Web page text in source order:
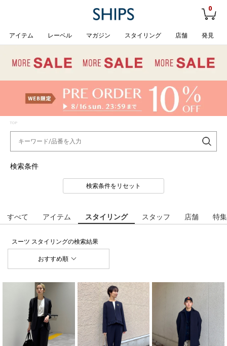
0
アイテム レーベル マガジン スタイリング 店舗 発見
TOP
検索条件
検索条件をリセット
すべて アイテム スタイリング スタッフ 店舗 特集
スーツ スタイリングの検索結果
おすすめ順